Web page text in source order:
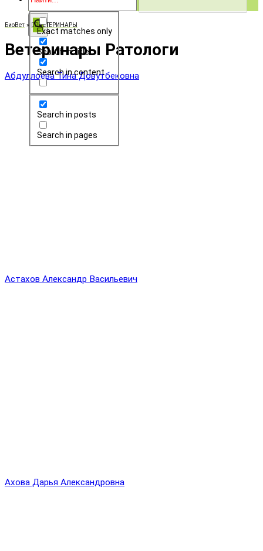
Exact matches only
Search in title
Search in content
Search in posts
Search in pages
БиоВет » 👨‍⚕️ВЕТЕРИНАРЫ
Ветеринары Ратологи
Абдуллоева Тина Довутбековна
Астахов Александр Васильевич
Ахова Дарья Александровна